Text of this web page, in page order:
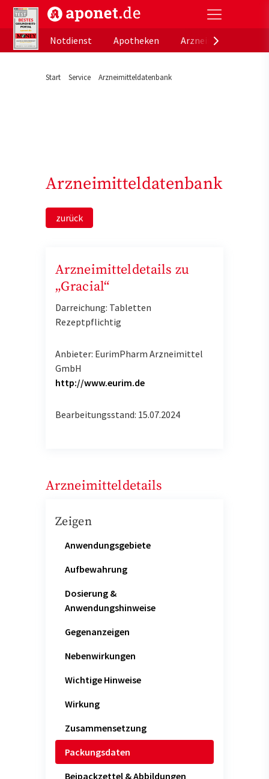
aponet.de - Das offizielle Gesundheitsportal der
Notdienst
Apotheken
Start Service Arzneimitteldatenbank
Arzneimitteldatenbank
zurück
Arzneimitteldetails zu
„Gracial“
Darreichung: Tabletten
Rezeptpflichtig
Anbieter: EurimPharm Arzneimittel
GmbH
http://www.eurim.de
Bearbeitungsstand: 15.07.2024
Arzneimitteldetails
Zeigen
Anwendungsgebiete
Aufbewahrung
Dosierung &
Anwendungshinweise
Gegenanzeigen
Nebenwirkungen
Wichtige Hinweise
Wirkung
Zusammensetzung
Packungsdaten
Beipackzettel & Abbildungen